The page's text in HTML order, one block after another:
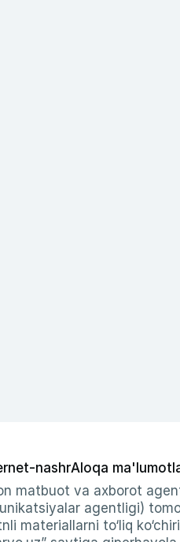
nashrAloqa
matbuot va axborot
agentligi)
materiallarni to‘liq